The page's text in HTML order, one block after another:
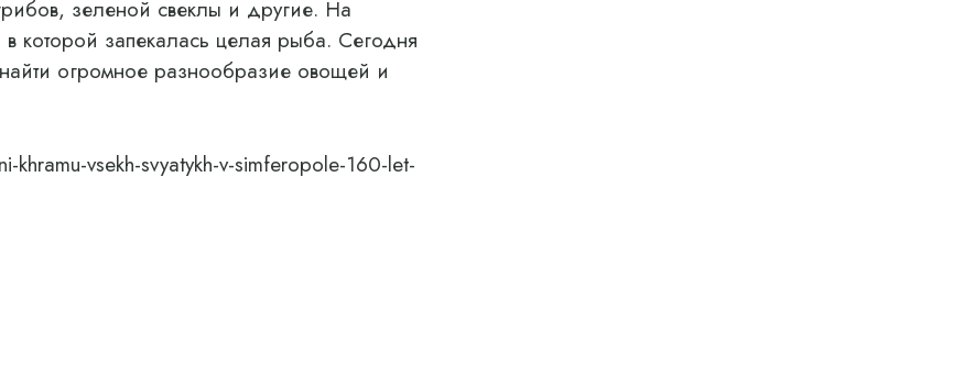
зеленой свеклы и другие. На
которой запекалась целая рыба. Сегодня
огромное разнообразие овощей и
vsekh-svyatykh-v-simferopole-160-let-